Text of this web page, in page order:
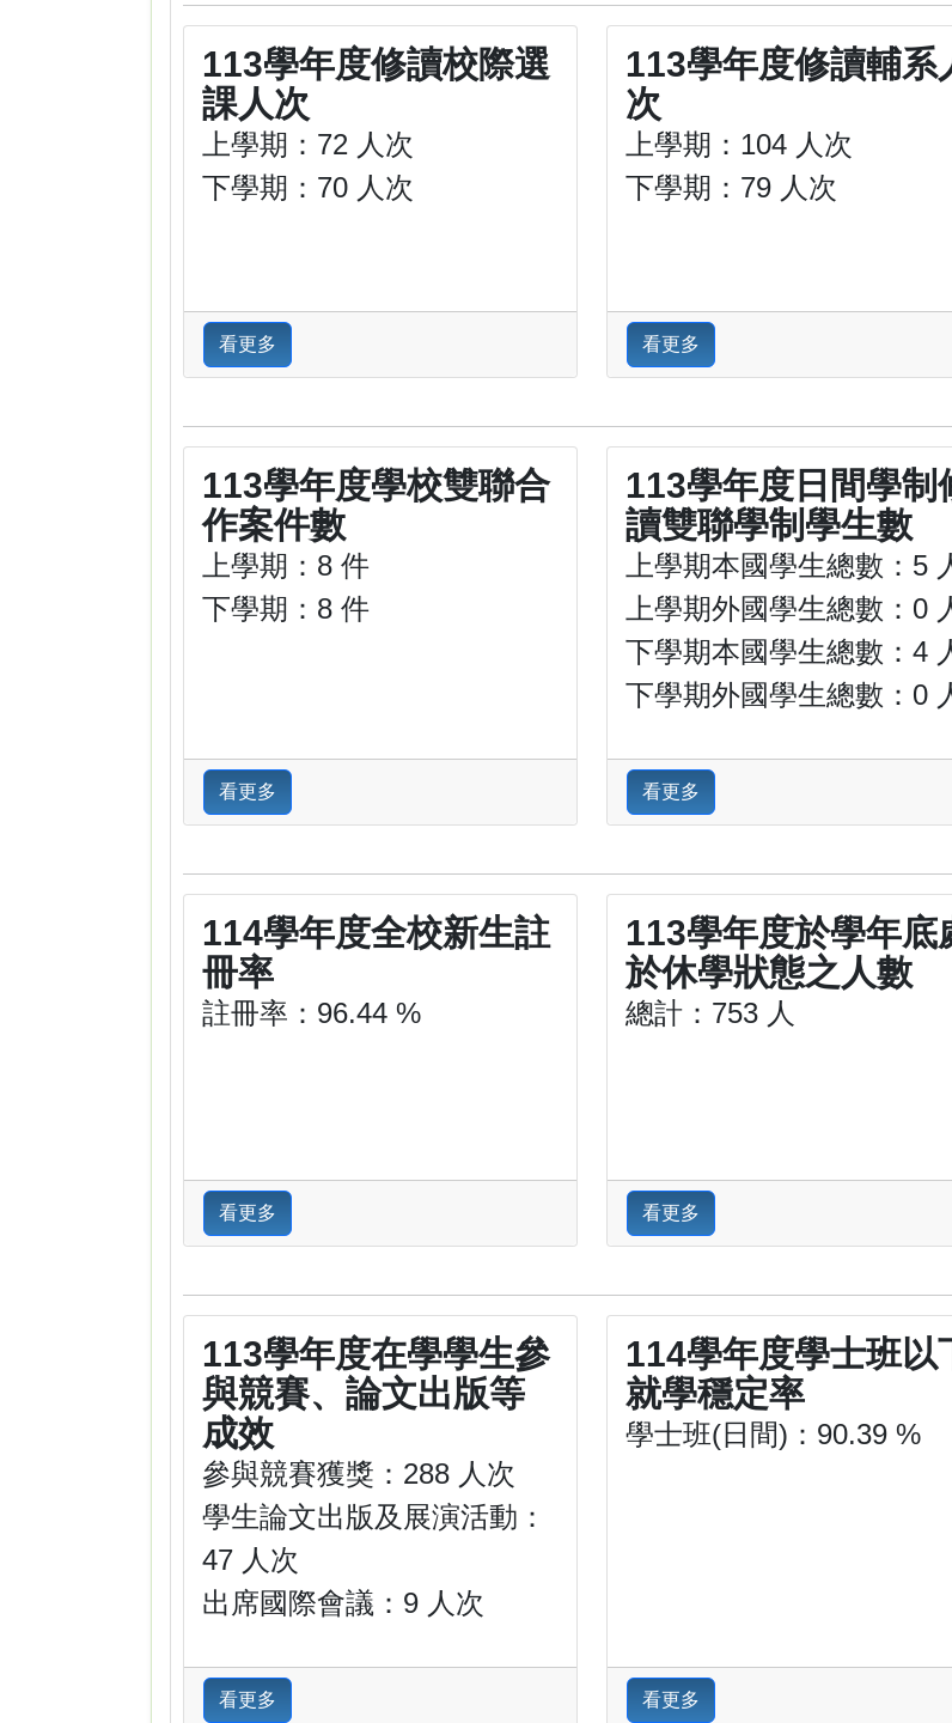
113學年度修讀校際選
課人次
上學期：72 人次
下學期：70 人次
看更多
113學年度修讀輔系
次
上學期：104 人次
下學期：79 人次
看更多
113學年度學校雙聯合
作案件數
上學期：8 件
下學期：8 件
看更多
113學年度日間學制
讀雙聯學制學生數
上學期本國學生總數：5
上學期外國學生總數：0
下學期本國學生總數：4
下學期外國學生總數：0
看更多
114學年度全校新生註
冊率
註冊率：96.44 %
看更多
113學年度於學年底
於休學狀態之人數
總計：753 人
看更多
113學年度在學學生參
與競賽、論文出版等
成效
參與競賽獲獎：288 人次
學生論文出版及展演活動：
47 人次
出席國際會議：9 人次
看更多
114學年度學士班以
就學穩定率
學士班(日間)：90.39 %
看更多